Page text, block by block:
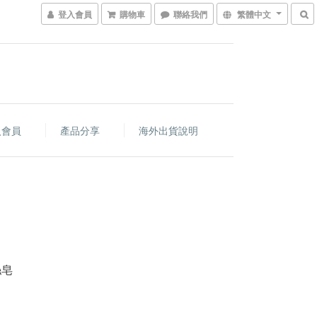
登入會員 購物車 聯絡我們 繁體中文
員 產品分享 海外出貨說明